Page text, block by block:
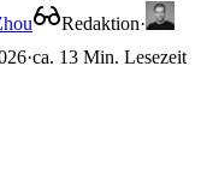
Redaktion·
·ca. 13 Min. Lesezeit